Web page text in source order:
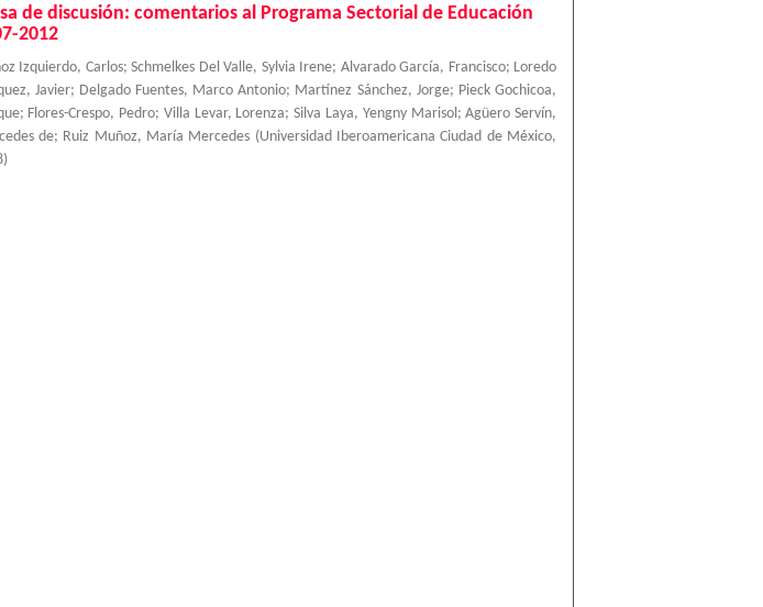
de discusión: comentarios al Programa Sectorial de Educación
2012
Izquierdo, Carlos;Schmelkes Del Valle, Sylvia Irene; Alvarado García, Francisco; Loredo
Javier; Delgado Fuentes, Marco Antonio; Martínez Sánchez, Jorge; Pieck Gochicoa,
; Flores-Crespo, Pedro; Villa Levar, Lorenza;Silva Laya, Yengny Marisol ;Agüero Servín,
de; Ruiz Muñoz, María Mercedes (Universidad Iberoamericana Ciudad de México,
)